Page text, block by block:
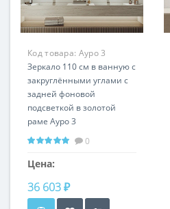
Код товара: Ауро 3
RSL1268
Зеркало 110 см в ванную с
закруглёнными углами с
задней фоновой
подсветкой в золотой
раме Ауро 3
Горизонтальная и
вертикальная установка
0
Цена:
36 603 ₽